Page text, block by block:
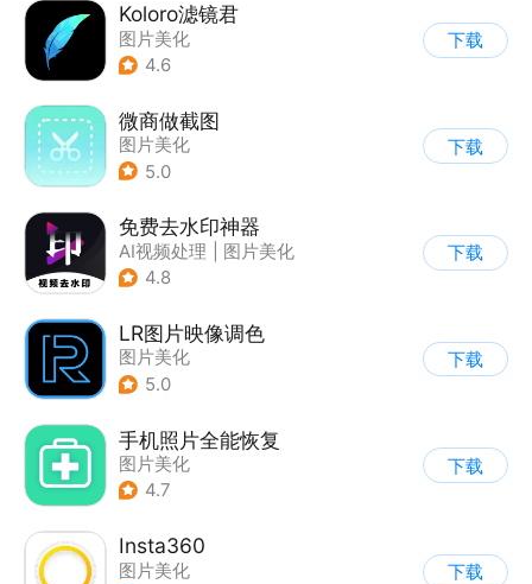
Koloro滤镜君
图片美化
4.6
下载
微商做截图
图片美化
5.0
下载
免费去水印神器
AI视频处理
图片美化
4.8
下载
LR图片映像调色
图片美化
5.0
下载
手机照片全能恢复
图片美化
4.7
下载
Insta360
图片美化
下载